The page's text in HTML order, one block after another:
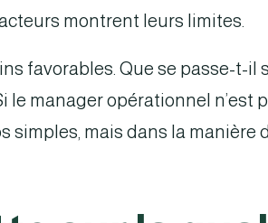
montrent leurs limites.
favorables. Que se passe-t-il
le manager opérationnel n’est
simples, mais dans la manière